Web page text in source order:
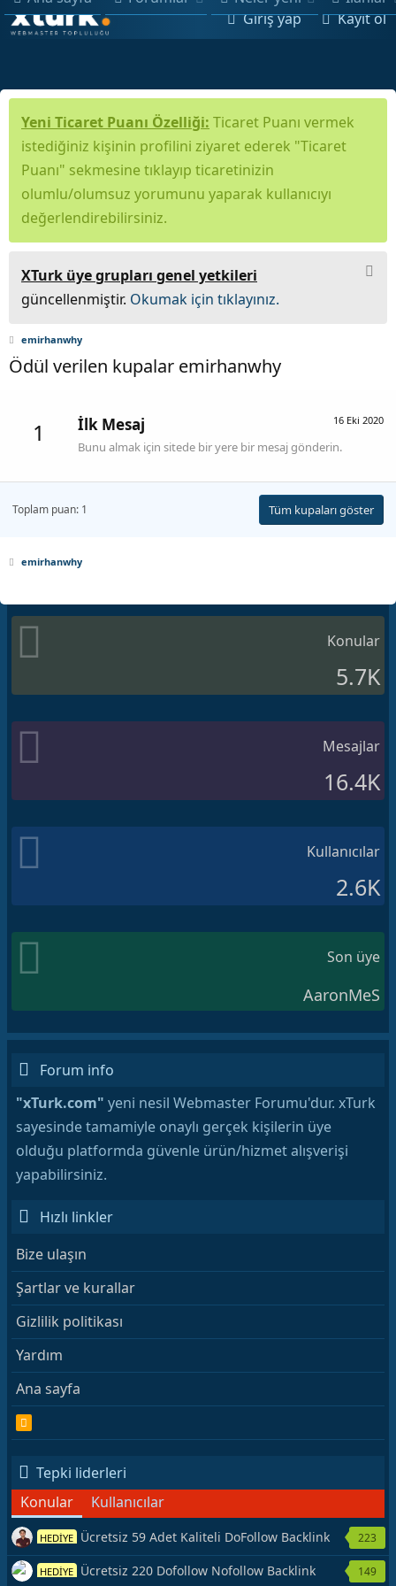
Giriş yap Kayıt ol
Yeni Ticaret Puanı Özelliği: Ticaret Puanı vermek
istediğiniz kişinin profilini ziyaret ederek "Ticaret
Puanı" sekmesine tıklayıp ticaretinizin
olumlu/olumsuz yorumunu yaparak kullanıcıyı
değerlendirebilirsiniz.
XTurk üye grupları genel yetkileri
güncellenmiştir. Okumak için tıklayınız.
emirhanwhy
Ödül verilen kupalar emirhanwhy
1 16 Eki 2020
İlk Mesaj
Bunu almak için sitede bir yere bir mesaj gönderin.
Toplam puan: 1 Tüm kupaları göster
emirhanwhy
Konular
5.7K
Mesajlar
16.4K
Kullanıcılar
2.6K
Son üye
AaronMeS
Forum info
"xTurk.com" yeni nesil Webmaster Forumu'dur. xTurk
sayesinde tamamiyle onaylı gerçek kişilerin üye
olduğu platformda güvenle ürün/hizmet alışverişi
yapabilirsiniz.
Hızlı linkler
Bize ulaşın
Şartlar ve kurallar
Gizlilik politikası
Yardım
Ana sayfa
R
S
Tepki liderleri
Konular
Kullanıcılar
HEDİYE Ücretsiz 59 Adet Kaliteli DoFollow Backlink
Kaynağı Veriyorum.
223
HEDİYE Ücretsiz 220 Dofollow Nofollow Backlink
149